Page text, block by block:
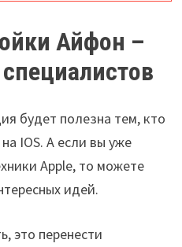
Айфон –
будет полезна тем, кто
IOS. А если вы уже
Apple, то можете
идей.
это перенести